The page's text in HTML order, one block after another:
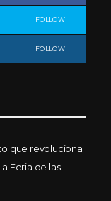
FOLLOW
FOLLOW
que revoluciona
Feria de las